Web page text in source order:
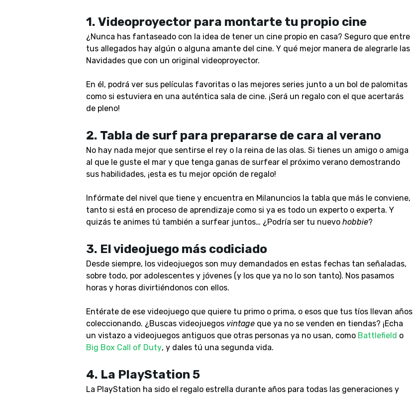
1. Videoproyector para montarte tu propio cine
¿Nunca has fantaseado con la idea de tener un cine propio en casa? Seguro que entre
tus allegados hay algún o alguna amante del cine. Y qué mejor manera de alegrarle las
Navidades que con un original videoproyector.
En él, podrá ver sus películas favoritas o las mejores series junto a un bol de palomitas
como si estuviera en una auténtica sala de cine. ¡Será un regalo con el que acertarás
de pleno!
2. Tabla de surf para prepararse de cara al verano
No hay nada mejor que sentirse el rey o la reina de las olas. Si tienes un amigo o amiga
al que le guste el mar y que tenga ganas de surfear el próximo verano demostrando
sus habilidades, ¡esta es tu mejor opción de regalo!
Infórmate del nivel que tiene y encuentra en Milanuncios la tabla que más le conviene,
tanto si está en proceso de aprendizaje como si ya es todo un experto o experta. Y
quizás te animes tú también a surfear juntos… ¿Podría ser tu nuevo hobbie?
3. El videojuego más codiciado
Desde siempre, los videojuegos son muy demandados en estas fechas tan señaladas,
sobre todo, por adolescentes y jóvenes (y los que ya no lo son tanto). Nos pasamos
horas y horas divirtiéndonos con ellos.
Entérate de ese videojuego que quiere tu primo o prima, o esos que tus tíos llevan años
coleccionando. ¿Buscas videojuegos vintageque ya no se venden en tiendas? ¡Echa
un vistazo a videojuegos antiguos que otras personas ya no usan, como Battlefield o
Big Box Call of Duty, y dales tú una segunda vida.
4. La PlayStation 5
La PlayStation ha sido el regalo estrella durante años para todas las generaciones y